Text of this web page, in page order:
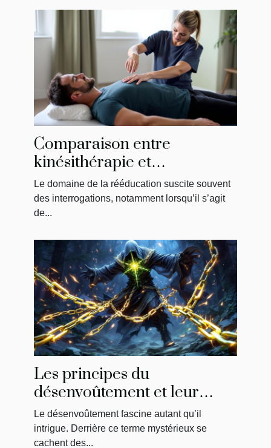
Comparaison entre
kinésithérapie et
physiothérapie : ce qu'il faut
savoir
Le domaine de la rééducation suscite souvent
des interrogations, notamment lorsqu’il s’agit
de...
Les principes du
désenvoûtement et leur
impact sur la libération
énergétique
Le désenvoûtement fascine autant qu’il
intrigue. Derrière ce terme mystérieux se
cachent des...